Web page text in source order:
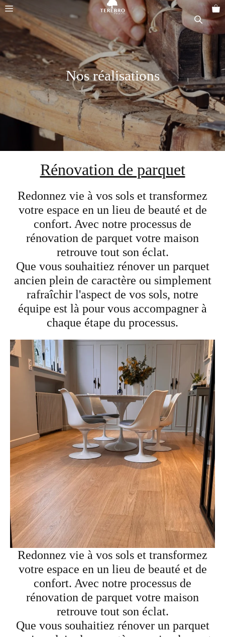
Aller
au
contenu
Nos réalisations
Menu
Rénovation de parquet
Redonnez vie à vos sols et transformez
votre espace en un lieu de beauté et de
confort. Avec notre processus de
rénovation de parquet votre maison
retrouve tout son éclat.
Que vous souhaitiez rénover un parquet
ancien plein de caractère ou simplement
rafraîchir l'aspect de vos sols, notre
équipe est là pour vous accompagner à
chaque étape du processus.
Redonnez vie à vos sols et transformez
votre espace en un lieu de beauté et de
confort. Avec notre processus de
rénovation de parquet votre maison
retrouve tout son éclat.
Que vous souhaitiez rénover un parquet